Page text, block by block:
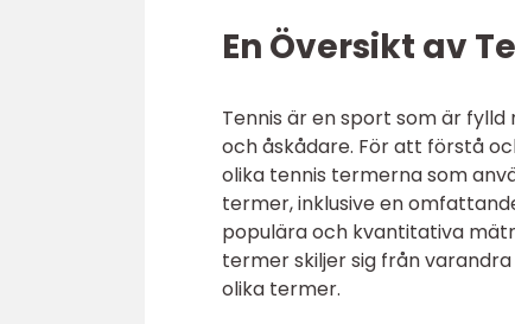
En Översikt av
Tennis är en sport som är
och åskådare. För att förstå
olika tennis termerna som
termer, inklusive en
populära och kvantitativa
termer skiljer sig från
olika termer.